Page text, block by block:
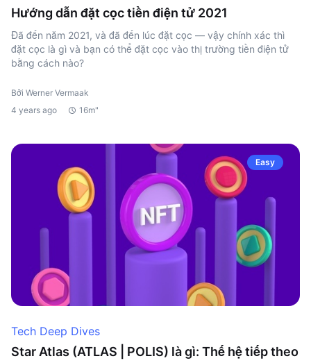
Hướng dẫn đặt cọc tiền điện tử 2021
Đã đến năm 2021, và đã đến lúc đặt cọc — vậy chính xác thì
đặt cọc là gì và bạn có thể đặt cọc vào thị trường tiền điện tử
bằng cách nào?
Bởi Werner Vermaak
4 years ago
16m"
Easy
Tech Deep Dives
Star Atlas (ATLAS | POLIS) là gì: Thế hệ tiếp theo